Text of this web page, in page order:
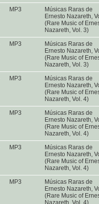
MP3
Músicas Raras de
Ernesto Nazareth,
(Rare Music of
Nazareth, Vol. 3)
MP3
Músicas Raras de
Ernesto Nazareth,
(Rare Music of
Nazareth, Vol. 3)
MP3
Músicas Raras de
Ernesto Nazareth,
(Rare Music of
Nazareth, Vol. 4)
MP3
Músicas Raras de
Ernesto Nazareth,
(Rare Music of
Nazareth, Vol. 4)
MP3
Músicas Raras de
Ernesto Nazareth,
(Rare Music of
Nazareth, Vol. 4)
MP3
Músicas Raras de
Ernesto Nazareth,
(Rare Music of